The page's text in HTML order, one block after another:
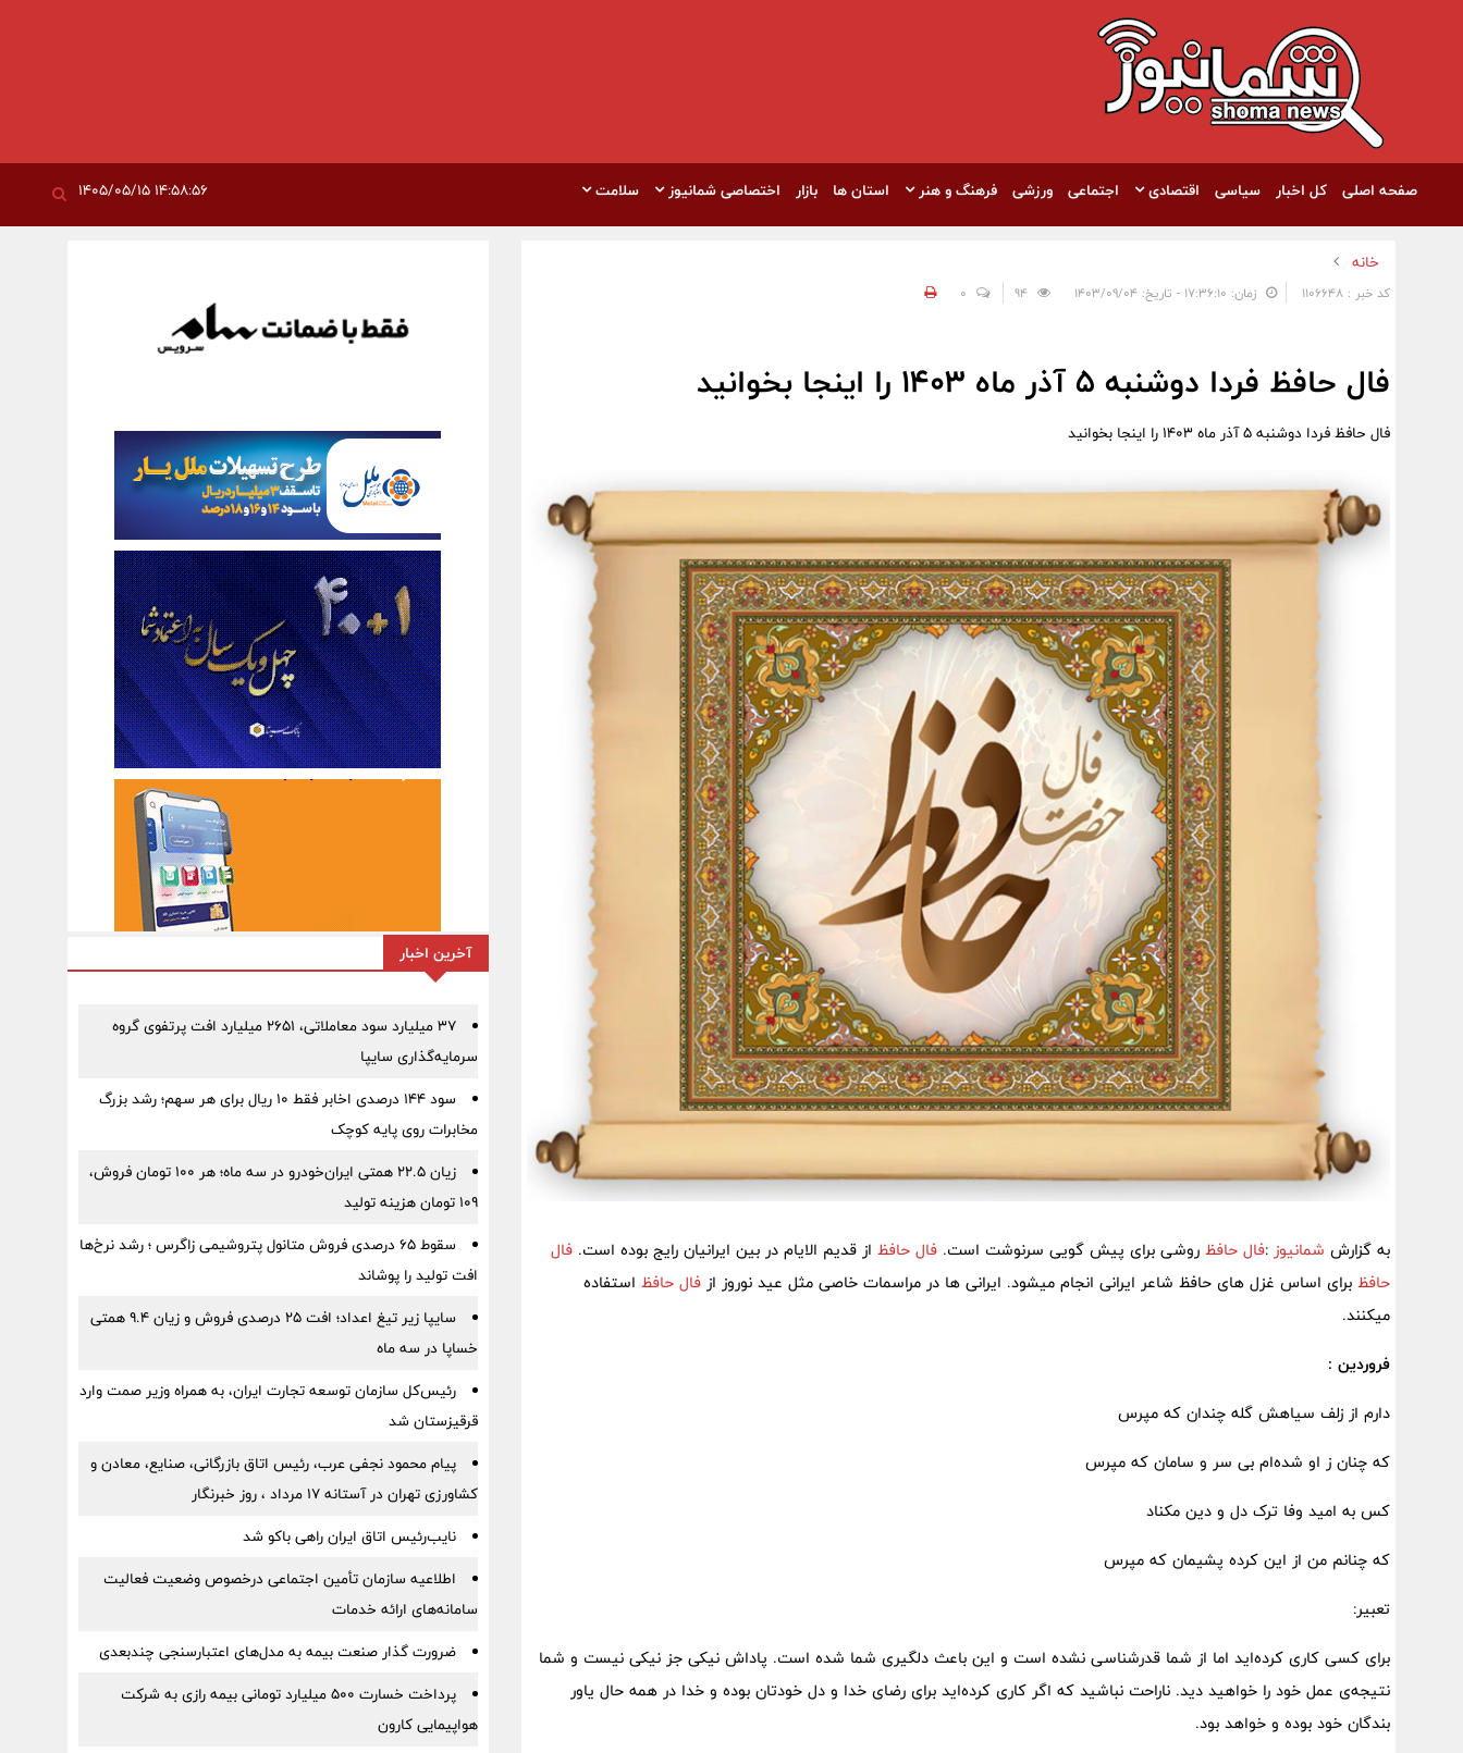
صفحه اصلی کل اخبار سیاسی اقتصادی اجتماعی ورزشی فرهنگ و هنر استان ها بازار اختصاصی شمانیوز سلامت
خانه
کد خبر : 1106648 زمان: ۱۷:۳۶:۱۰ - تاریخ: ۱۴۰۳/۰۹/۰۴ 0
فال حافظ فردا دوشنبه 5 آذر ماه 1403 را اینجا بخوانید
فال حافظ فردا دوشنبه 5 آذر ماه 1403 را اینجا بخوانید
به گزارش شمانیوز :فال حافظ روشی برای پیش گویی سرنوشت است. فال حافظ از قدیم الایام در بین ایرانیان رایج بوده است. فال
حافظ برای اساس غزل های حافظ شاعر ایرانی انجام میشود. ایرانی ها در مراسمات خاصی مثل عید نوروز از فال حافظ استفاده
میکنند.
فروردین :
دارم از زلف سیاهش گله چندان که مپرس
که چنان ز او شده​‌ام بی سر و سامان که مپرس
کس به امید وفا ترک دل و دین مکناد
که چنانم من از این کرده پشیمان که مپرس
تعبیر:
برای کسی کاری کرده‌اید اما از شما قدرشناسی نشده است و این باعث دلگیری شما شده است. پاداش نیکی جز نیکی نیست و شما
نتیجه‌ی عمل خود را خواهید دید. ناراحت نباشید که اگر کاری کرده‌اید برای رضای خدا و دل خودتان بوده و خدا در همه حال یاور
بندگان خود بوده و خواهد بود.
آخرین اخبار
۳۷ میلیارد سود معاملاتی، ۲۶۵۱ میلیارد افت پرتفوی گروه
سرمایه‌گذاری سایپا
سود ۱۴۴ درصدی اخابر فقط ۱۰ ریال برای هر سهم؛ رشد بزرگ
مخابرات روی پایه کوچک
زیان ۲۲.۵ همتی ایران‌خودرو در سه ماه؛ هر ۱۰۰ تومان فروش،
۱۰۹ تومان هزینه تولید
سقوط ۶۵ درصدی فروش متانول پتروشیمی زاگرس ؛ رشد نرخ‌ها
افت تولید را پوشاند
سایپا زیر تیغ اعداد؛ افت ۲۵ درصدی فروش و زیان ۹.۴ همتی
خساپا در سه ماه
رئیس‌کل سازمان توسعه تجارت ایران، به همراه وزیر صمت وارد
قرقیزستان شد
پیام محمود نجفی عرب، رئیس اتاق بازرگانی، صنایع، معادن و
کشاورزی تهران در آستانه 17 مرداد ، روز خبرنگار
نایب‌رئیس اتاق ایران راهی باکو شد
اطلاعیه سازمان تأمین اجتماعی درخصوص وضعیت فعالیت
سامانه‌های ارائه خدمات
ضرورت گذار صنعت بیمه به مدل‌های اعتبارسنجی چندبعدی
پرداخت خسارت ۵۰۰ میلیارد تومانی بیمه رازی به شرکت
هواپیمایی کارون